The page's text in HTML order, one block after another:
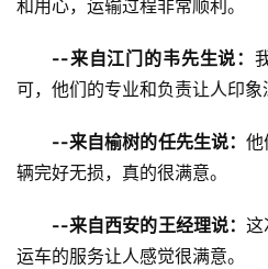
和用心，运输过程非常顺利。
--来自江门的韦先生说：
可，他们的专业和负责让人印象
--来自榆树的任先生说： 他
辆完好无损，真的很满意。
--来自西安的王经理说： 这
运车的服务让人感觉很满意。